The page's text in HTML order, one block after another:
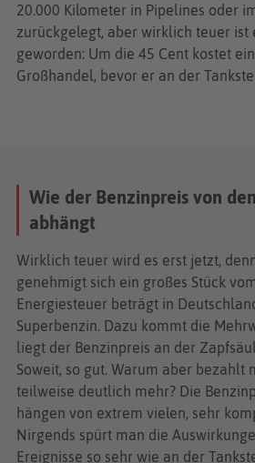
20.000 Kilometer in Pipelines oder
zurückgelegt, aber wirklich teuer ist
geworden: Um die 45 Cent kostet
Großhandel, bevor er an der
Wie der Benzinpreis von
abhängt
Wirklich teuer wird es erst jetzt,
genehmigt sich ein großes Stück
Energiesteuer beträgt in
Superbenzin. Dazu kommt die
liegt der Benzinpreis an der
Soweit, so gut. Warum aber bezahlt
teilweise deutlich mehr? Die
hängen von extrem vielen, sehr
Nirgends spürt man die
Ereignisse so sehr wie an der